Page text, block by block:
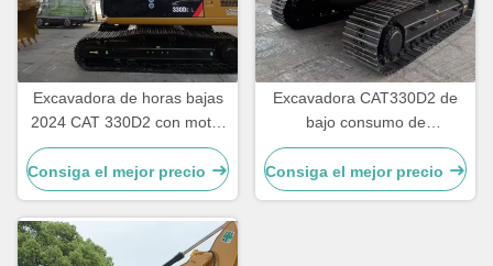
Excavadora de horas bajas
2024 CAT 330D2 con motor
CAT7.1ACERT y velocidad
nominal de 5,3 km/h
Consiga el mejor precio
Excavadora CAT330D2 de
bajo consumo de
combustible y pocas horas
de funcionamiento, con tren
de rodaje duradero y
Consiga el mejor precio